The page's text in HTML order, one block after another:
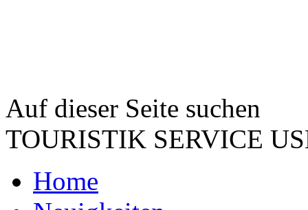
Auf dieser Seite suchen
TOURISTIK SERVICE
Home